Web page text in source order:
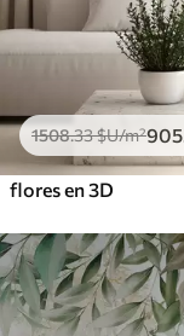
1508.33$U/m²905
flores en 3D